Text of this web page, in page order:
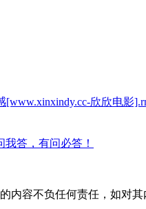
[www.xinxindy.cc-欣欣电影
答，有问必答！
内容不负任何责任，如对其